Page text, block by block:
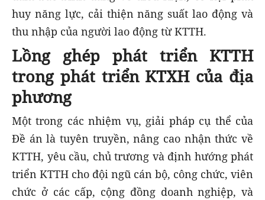
huy năng lực, cải thiện năng suất lao động và
thu nhập của người lao động từ KTTH.
Lồng ghép phát triển KTTH
trong phát triển KTXH của địa
phương
Một trong các nhiệm vụ, giải pháp cụ thể của
Đề án là tuyên truyền, nâng cao nhận thức về
KTTH, yêu cầu, chủ trương và định hướng phát
triển KTTH cho đội ngũ cán bộ, công chức, viên
chức ở các cấp, cộng đồng doanh nghiệp, và